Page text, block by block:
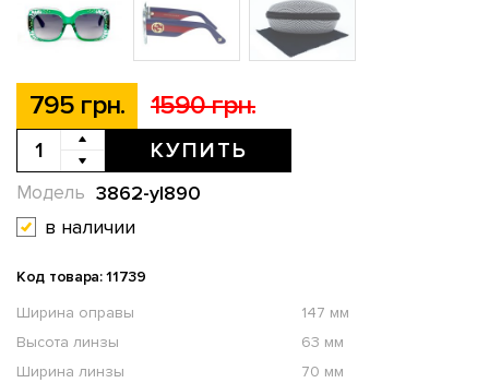
795 грн. 1590 грн.
КУПИТЬ
3862-yl890
Модель
в наличии
Код товара: 11739
Ширина оправы
147 мм
Высота линзы
63 мм
Ширина линзы
70 мм